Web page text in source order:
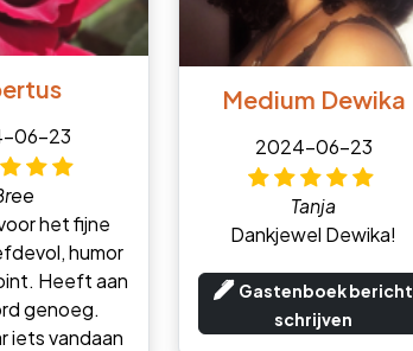
06-23
het fijne
humor
Heeft aan
genoeg.
iets vandaan
Medium Dewika
2024-06-23
Tanja
Dankjewel Dewika!
Gastenboek bericht
schrijven